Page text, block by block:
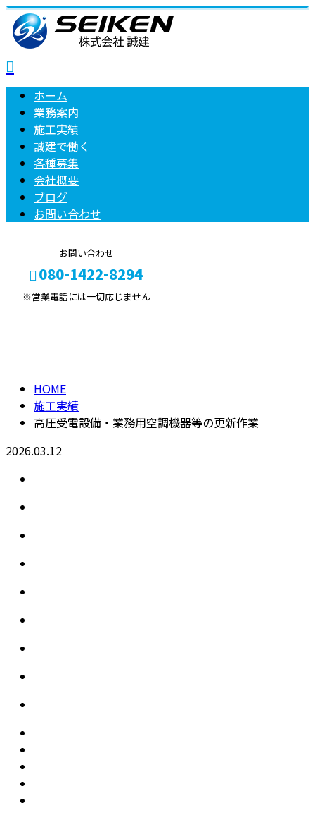
ホーム
業務案内
施工実績
誠建で働く
各種募集
会社概要
ブログ
お問い合わせ
お問い合わせ
080-1422-8294
※営業電話には一切応じません
HOME
施工実績
高圧受電設備・業務用空調機器等の更新作業
2026.03.12